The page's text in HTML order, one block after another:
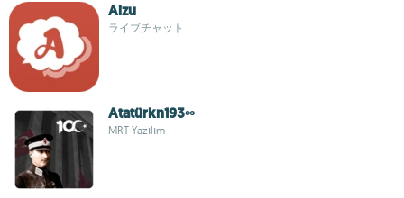
Aizu
ライブチャット
Atatürkn193∞
MRT Yazılım